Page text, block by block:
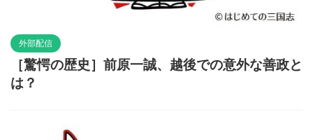
外部配信
［驚愕の歴史］前原一誠、越後での意外な善政と
は？